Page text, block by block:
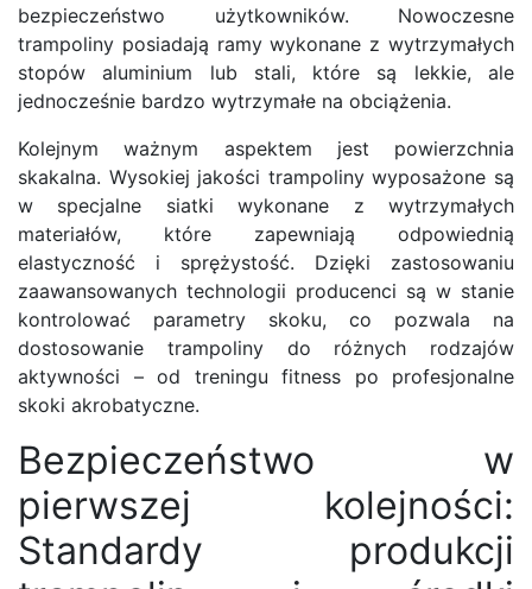
bezpieczeństwo użytkowników. Nowoczesne
trampoliny posiadają ramy wykonane z wytrzymałych
stopów aluminium lub stali, które są lekkie, ale
jednocześnie bardzo wytrzymałe na obciążenia.
Kolejnym ważnym aspektem jest powierzchnia
skakalna. Wysokiej jakości trampoliny wyposażone są
w specjalne siatki wykonane z wytrzymałych
materiałów, które zapewniają odpowiednią
elastyczność i sprężystość. Dzięki zastosowaniu
zaawansowanych technologii producenci są w stanie
kontrolować parametry skoku, co pozwala na
dostosowanie trampoliny do różnych rodzajów
aktywności – od treningu fitness po profesjonalne
skoki akrobatyczne.
Bezpieczeństwo w
pierwszej kolejności:
Standardy produkcji